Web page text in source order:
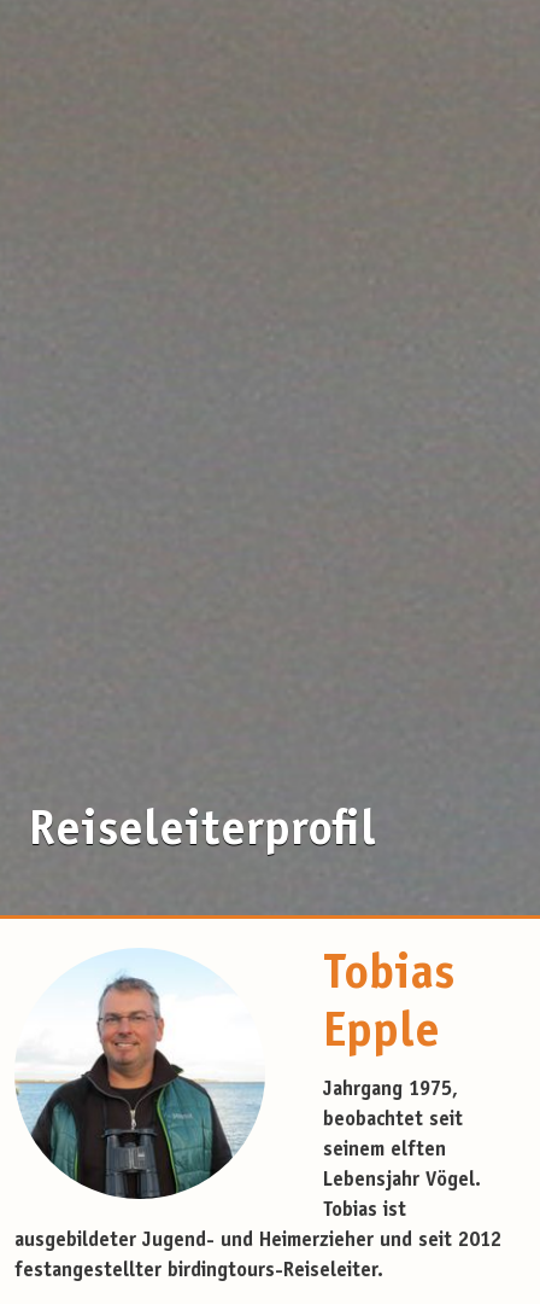
Reiseleiterprofil
Tobias
Epple
Jahrgang 1975,
beobachtet seit
seinem elften
Lebensjahr Vögel.
Tobias ist
ausgebildeter Jugend- und Heimerzieher und seit 2012
festangestellter birdingtours-Reiseleiter.